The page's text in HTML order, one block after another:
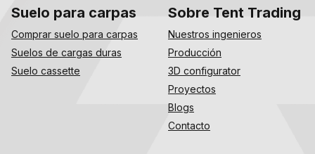
Suelo para carpas
Comprar suelo para carpas
Suelos de cargas duras
Suelo cassette
Sobre Tent Trading
Nuestros ingenieros
Producción
3D configurator
Proyectos
Blogs
Contacto